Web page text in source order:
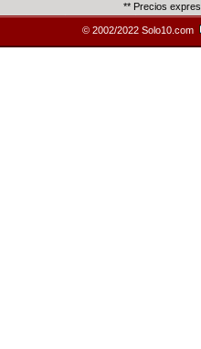
** Precios
© 2002/2022 Solo10.com